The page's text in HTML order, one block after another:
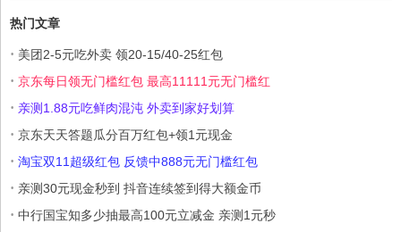
热门文章
· 美团2-5元吃外卖 领20-15/40-25红包
· 京东每日领无门槛红包 最高11111元无门槛红
· 亲测1.88元吃鲜肉混沌 外卖到家好划算
· 京东天天答题瓜分百万红包+领1元现金
· 淘宝双11超级红包 反馈中888元无门槛红包
· 亲测30元现金秒到 抖音连续签到得大额金币
· 中行国宝知多少抽最高100元立减金 亲测1元秒